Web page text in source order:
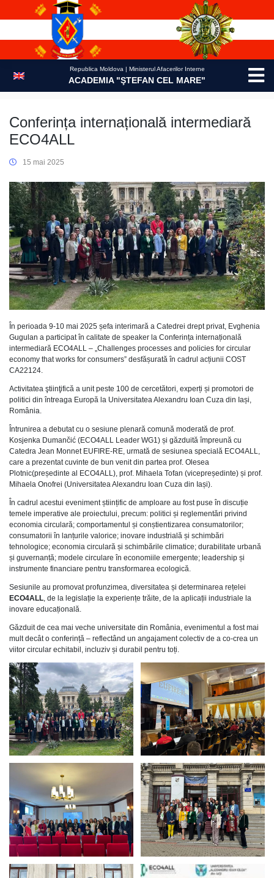
Republica Moldova | Ministerul Afacerilor Interne
ACADEMIA "ŞTEFAN CEL MARE"
Conferința internațională intermediară
ECO4ALL
15 mai 2025
În perioada 9-10 mai 2025 șefa interimară a Catedrei drept privat, Evghenia
Gugulan a participat în calitate de speaker la Conferința internațională
intermediară ECO4ALL – „Challenges processes and policies for circular
economy that works for consumers” desfășurată în cadrul acțiunii COST
CA22124.
Activitatea ştiinţifică a unit peste 100 de cercetători, experți și promotori de
politici din întreaga Europă la Universitatea Alexandru Ioan Cuza din Iași,
România.
Întrunirea a debutat cu o sesiune plenară comună moderată de prof.
Kosjenka Dumančić (ECO4ALL Leader WG1) și găzduită împreună cu
Catedra Jean Monnet EUFIRE-RE, urmată de sesiunea specială ECO4ALL,
care a prezentat cuvinte de bun venit din partea prof. Olesea
Plotnic(președinte al ECO4ALL), prof. Mihaela Tofan (vicepreședinte) și prof.
Mihaela Onofrei (Universitatea Alexandru Ioan Cuza din Iași).
În cadrul acestui eveniment științific de amploare au fost puse în discuție
temele imperative ale proiectului, precum: politici și reglementări privind
economia circulară; comportamentul și conștientizarea consumatorilor;
consumatorii în lanțurile valorice; inovare industrială și schimbări
tehnologice; economia circulară și schimbările climatice; durabilitate urbană
și guvernanță; modele circulare în economiile emergente; leadership și
instrumente financiare pentru transformarea ecologică.
Sesiunile au promovat profunzimea, diversitatea și determinarea rețelei
ECO4ALL, de la legislație la experiențe trăite, de la aplicații industriale la
inovare educațională.
Găzduit de cea mai veche universitate din România, evenimentul a fost mai
mult decât o conferință – reflectând un angajament colectiv de a co-crea un
viitor circular echitabil, incluziv și durabil pentru toți.